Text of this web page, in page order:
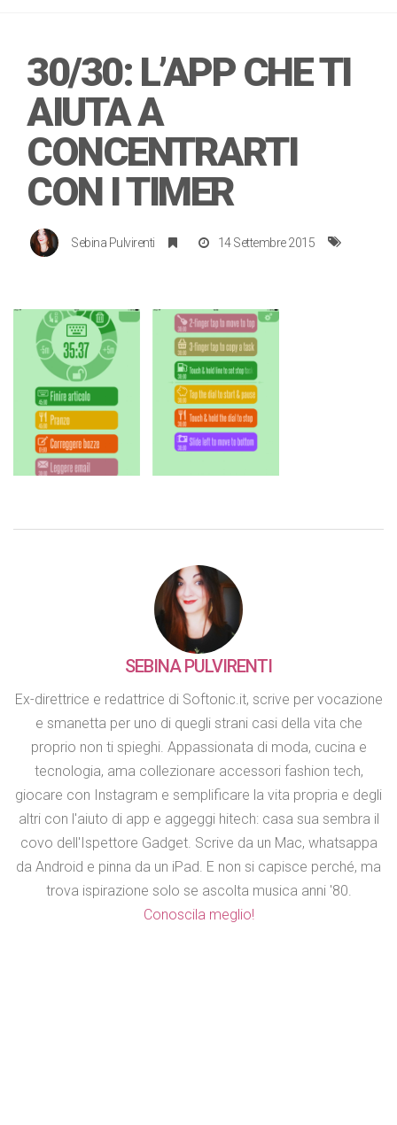
30/30: L’APP CHE TI
AIUTA A
CONCENTRARTI
CON I TIMER
Sebina Pulvirenti 14 Settembre 2015
SEBINA PULVIRENTI
Ex-direttrice e redattrice di Softonic.it, scrive per vocazione
e smanetta per uno di quegli strani casi della vita che
proprio non ti spieghi. Appassionata di moda, cucina e
tecnologia, ama collezionare accessori fashion tech,
giocare con Instagram e semplificare la vita propria e degli
altri con l'aiuto di app e aggeggi hitech: casa sua sembra il
covo dell'Ispettore Gadget. Scrive da un Mac, whatsappa
da Android e pinna da un iPad. E non si capisce perché, ma
trova ispirazione solo se ascolta musica anni '80.
Conoscila meglio!